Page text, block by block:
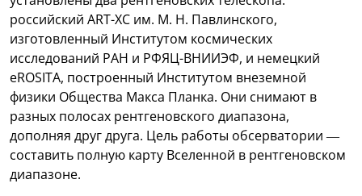
российский ART-XC им. М. Н. Павлинского,
изготовленный Институтом космических
исследований РАН и РФЯЦ-ВНИИЭФ, и немецкий
eROSITA, построенный Институтом внеземной
физики Общества Макса Планка. Они снимают в
разных полосах рентгеновского диапазона,
дополняя друг друга. Цель работы обсерватории —
составить полную карту Вселенной в рентгеновском
диапазоне.